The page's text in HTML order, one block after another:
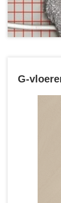
G-